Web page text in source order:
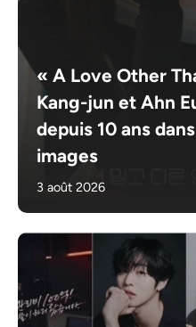
« A Love Other
Kang-jun et Ahn
depuis 10 ans
images
3 août 2026